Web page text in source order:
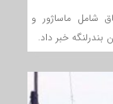
شامل ماساژور و
خبر داد.